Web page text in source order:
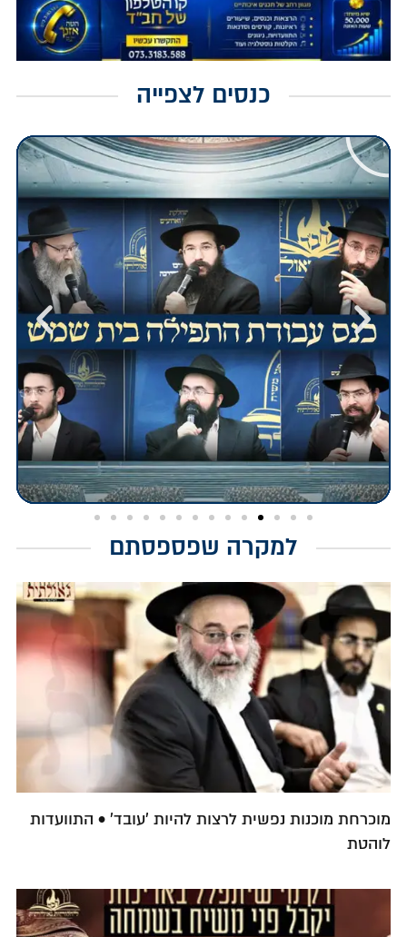
כנסים לצפייה
למקרה שפספסתם
מוכרחת מוכנות נפשית לרצות להיות 'עובד' • התוועדות
לוהטת